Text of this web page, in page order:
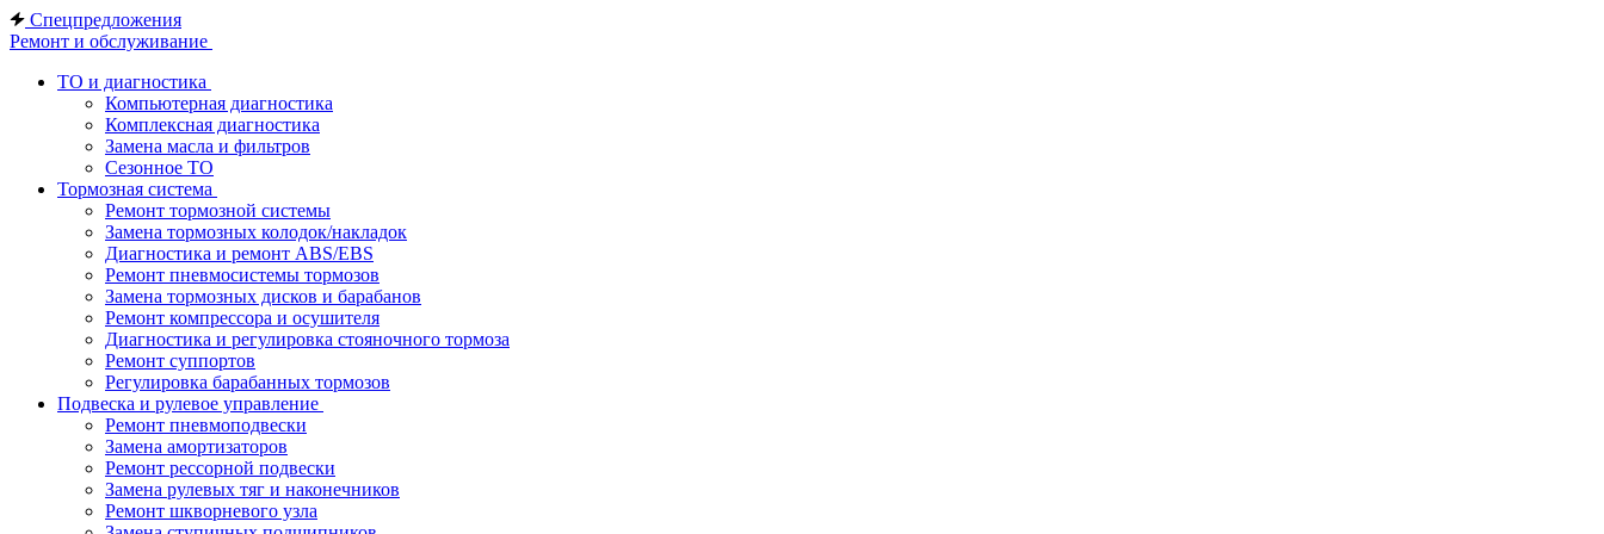
Спецпредложения
Ремонт и обслуживание
ТО и диагностика
Компьютерная диагностика
Комплексная диагностика
Замена масла и фильтров
Сезонное ТО
Тормозная система
Ремонт тормозной системы
Замена тормозных колодок/накладок
Диагностика и ремонт ABS/EBS
Ремонт пневмосистемы тормозов
Замена тормозных дисков и барабанов
Ремонт компрессора и осушителя
Диагностика и регулировка стояночного тормоза
Ремонт суппортов
Регулировка барабанных тормозов
Подвеска и рулевое управление
Ремонт пневмоподвески
Замена амортизаторов
Ремонт рессорной подвески
Замена рулевых тяг и наконечников
Ремонт шкворневого узла